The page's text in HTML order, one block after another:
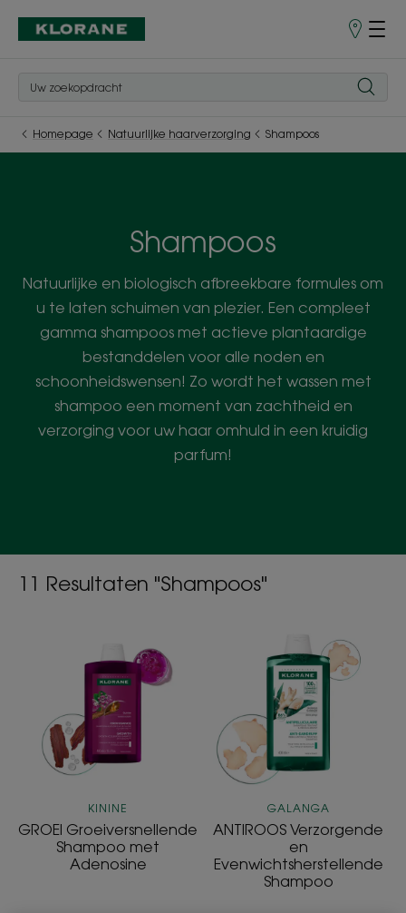
Homepage Natuurlijke haarverzorging Shampoos
Shampoos
Natuurlijke en biologisch afbreekbare formules om
u te laten schuimen van plezier. Een compleet
gamma shampoos met actieve plantaardige
bestanddelen voor alle noden en
schoonheidswensen! Zo wordt het wassen met
shampoo een moment van zachtheid en
verzorging voor uw haar omhuld in een kruidig
parfum!
11 Resultaten "Shampoos"
Groeiversnellende
Shampoo
met
Adenosine
KININE
GROEI Groeiversnellende
Shampoo met
Adenosine
Verzorgende
en
Shampoo
GALANGA
ANTIROOS Verzorgende
en
Evenwichtsherstellende
Shampoo